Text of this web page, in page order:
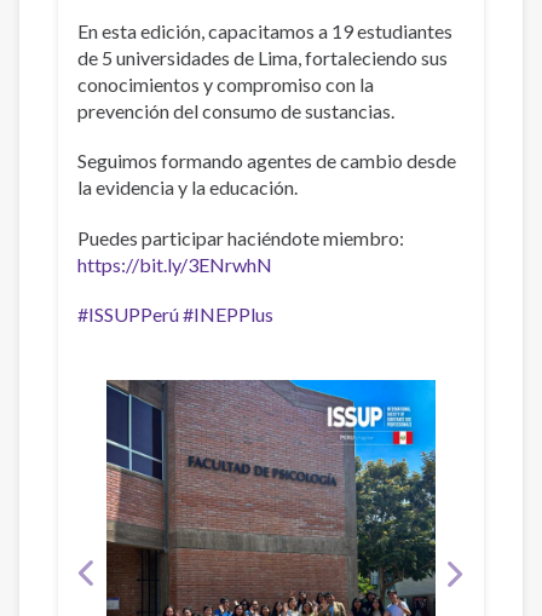
En esta edición, capacitamos a 19 estudiantes
de 5 universidades de Lima, fortaleciendo sus
conocimientos y compromiso con la
prevención del consumo de sustancias.
Seguimos formando agentes de cambio desde
la evidencia y la educación.
Puedes participar haciéndote miembro:
https://bit.ly/3ENrwhN
#ISSUPPerú#INEPPlus